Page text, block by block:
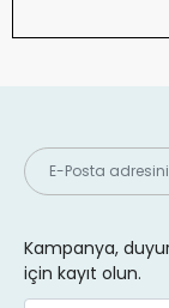
Kampanya,
için kayıt olun.